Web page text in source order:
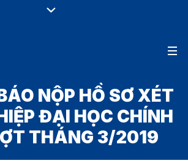
NỘP HỒ SƠ XÉT
ĐẠI HỌC CHÍNH
THÁNG 3/2019